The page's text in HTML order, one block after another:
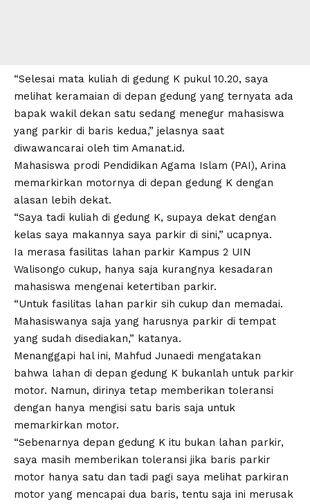
“Selesai mata kuliah di gedung K pukul 10.20, saya
melihat keramaian di depan gedung yang ternyata ada
bapak wakil dekan satu sedang menegur mahasiswa
yang parkir di baris kedua,” jelasnya saat
diwawancarai oleh tim Amanat.id.
Mahasiswa prodi Pendidikan Agama Islam (PAI), Arina
memarkirkan motornya di depan gedung K dengan
alasan lebih dekat.
“Saya tadi kuliah di gedung K, supaya dekat dengan
kelas saya makannya saya parkir di sini,” ucapnya.
Ia merasa fasilitas lahan parkir Kampus 2 UIN
Walisongo cukup, hanya saja kurangnya kesadaran
mahasiswa mengenai ketertiban parkir.
“Untuk fasilitas lahan parkir sih cukup dan memadai.
Mahasiswanya saja yang harusnya parkir di tempat
yang sudah disediakan,” katanya.
Menanggapi hal ini, Mahfud Junaedi mengatakan
bahwa lahan di depan gedung K bukanlah untuk parkir
motor. Namun, dirinya tetap memberikan toleransi
dengan hanya mengisi satu baris saja untuk
memarkirkan motor.
“Sebenarnya depan gedung K itu bukan lahan parkir,
saya masih memberikan toleransi jika baris parkir
motor hanya satu dan tadi pagi saya melihat parkiran
motor yang mencapai dua baris, tentu saja ini merusak